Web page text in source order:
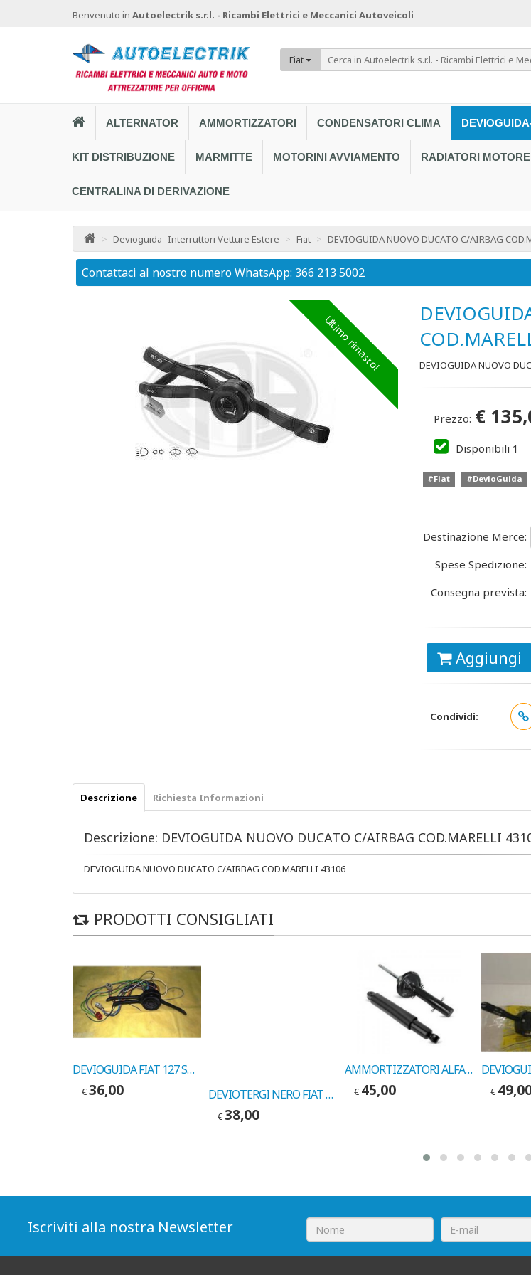
Benvenuto in Autoelectrik s.r.l. - Ricambi Elettrici e Meccanici Autoveicoli
Fiat
ALTERNATOR AMMORTIZZATORI CONDENSATORI CLIMA
KIT DISTRIBUZIONE MARMITTE MOTORINI AVVIAMENTO RADIATORI MOTORE
CENTRALINA DI DERIVAZIONE
> Devioguida- Interruttori Vetture Estere > Fiat > DEVIOGUIDA NUOVO DUCATO C/AIRBAG
Contattaci al nostro numero WhatsApp: 366 213 5002
Ultimo rimasto! DEVIOGUIDA NUOVO
Prezzo: €
Disponibili 1
#Fiat #DevioGuida
Destinazione Merce:
Spese Spedizione:
Consegna prevista:
Aggiungi
Condividi:
Descrizione Richiesta Informazioni
Descrizione: DEVIOGUIDA NUOVO DUCATO C/AIRBAG COD.MARELLI
DEVIOGUIDA NUOVO DUCATO C/AIRBAG COD.MARELLI 43106
PRODOTTI CONSIGLIATI
DEVIOGUIDA FIAT 127 SUPER COD.MARELLI 41369
€36,00 DEVIOTERGI NERO FIAT TEMPRA COD. MARELLI 42385
€38,00
AMMORTIZZATORI ALFA 155 ANT. 1992-> COD. MARELLI 5771G
€ 45,00 €
Iscriviti alla nostra Newsletter